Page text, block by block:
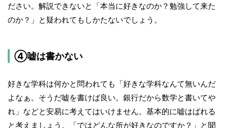
ださい。解説できないと「本当に好きなのか？勉強して来た
のか？」と疑われてもしかたないでしょう。
④嘘は書かない
好きな学科は何かと問われても「好きな学科なんて無いんだ
よなぁ。そうだ嘘を書けば良い。銀行だから数学と書いてや
れ」などと安易に考えてはいけません。基本的に嘘はばれる
と考えましょう。「ではどんな所が好きなのですか？」と聞